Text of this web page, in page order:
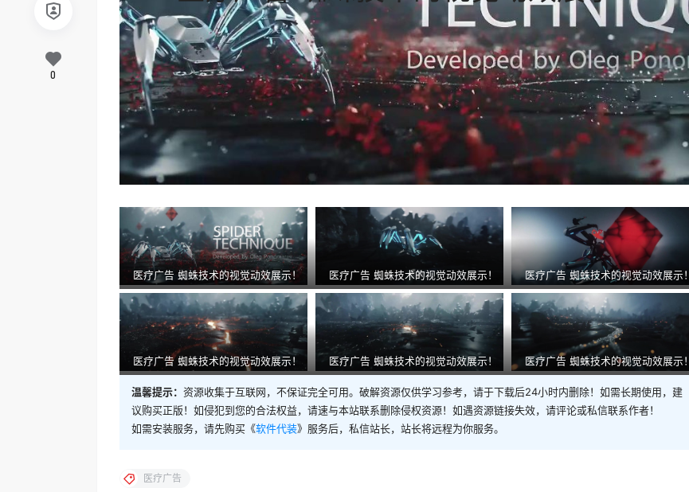
医疗广告 蜘蛛技术的视觉动效展示！ 医疗广告 蜘蛛技术的视觉动效展示！ 医疗广告 蜘蛛技术的视觉动效展示！
医疗广告 蜘蛛技术的视觉动效展示！ 医疗广告 蜘蛛技术的视觉动效展示！ 医疗广告 蜘蛛技术的视觉动效展示！
温馨提示： 资源收集于互联网，不保证完全可用。破解资源仅供学习参考，请于下载后24小时内删除！如需长期使用，建
议购买正版！如侵犯到您的合法权益，请速与本站联系删除侵权资源！如遇资源链接失效，请评论或私信联系作者！
如需安装服务，请先购买《软件代装》服务后，私信站长，站长将远程为你服务。
0
医疗广告